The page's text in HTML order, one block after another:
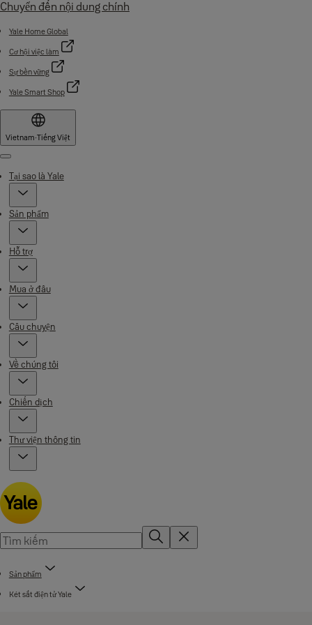
Chuyển đến nội dung chính
Yale Home Global
Cơ hội việc làm
Sự bền vững
Yale Smart Shop
Vietnam·Tiếng Việt
Menu
Tại sao là Yale
Sản phẩm
Hỗ trợ
Mua ở đâu
Câu chuyện
Về chúng tôi
Chiến dịch
Thư viện thông tin
Sản phẩm
Két sắt điện tử Yale